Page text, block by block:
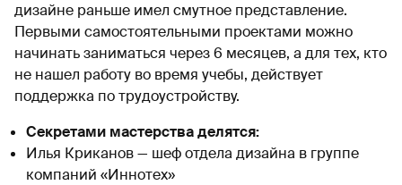
дизайне раньше имел смутное представление.
Первыми самостоятельными проектами можно
начинать заниматься через 6 месяцев, а для тех, кто
не нашел работу во время учебы, действует
поддержка по трудоустройству.
Секретами мастерства делятся:
Илья Криканов — шеф отдела дизайна в группе
компаний «Иннотех»